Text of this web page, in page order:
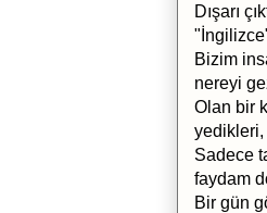
Dışarı
Bizim
nereyi
Olan bir
yedikleri,
Sadece
faydam
Bir gün